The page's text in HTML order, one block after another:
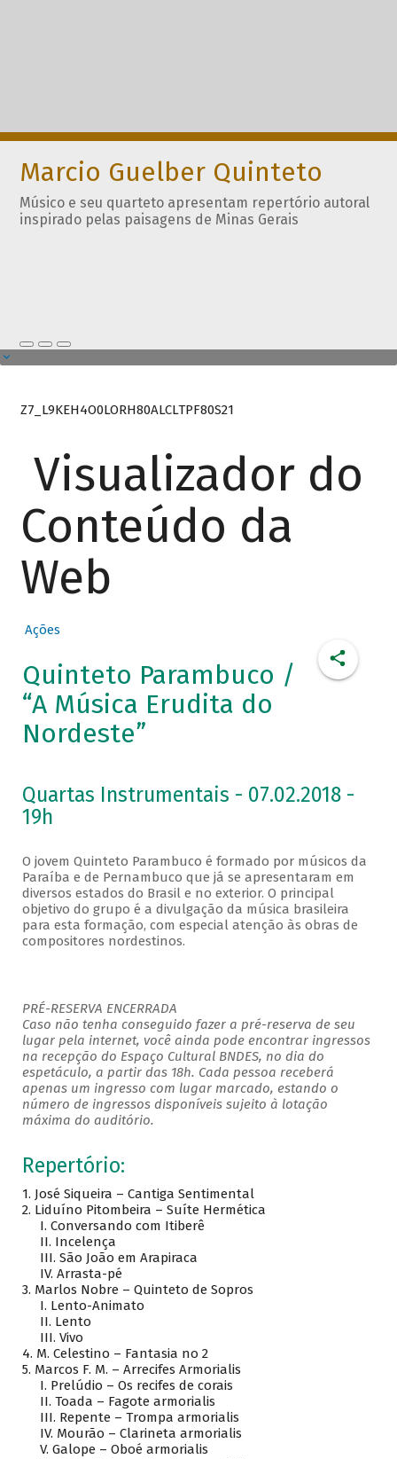
Marcio Guelber Quinteto
Músico e seu quarteto apresentam repertório autoral
inspirado pelas paisagens de Minas Gerais
Z7_L9KEH4O0LORH80ALCLTPF80S21
Visualizador do
Conteúdo da
Web
Ações
Quinteto Parambuco /
“A Música Erudita do
Nordeste”
Quartas Instrumentais - 07.02.2018 -
19h
O jovem Quinteto Parambuco é formado por músicos da
Paraíba e de Pernambuco que já se apresentaram em
diversos estados do Brasil e no exterior. O principal
objetivo do grupo é a divulgação da música brasileira
para esta formação, com especial atenção às obras de
compositores nordestinos.
PRÉ-RESERVA ENCERRADA
Caso não tenha conseguido fazer a pré-reserva de seu
lugar pela internet, você ainda pode encontrar ingressos
na recepção do Espaço Cultural BNDES, no dia do
espetáculo, a partir das 18h. Cada pessoa receberá
apenas um ingresso com lugar marcado, estando o
número de ingressos disponíveis sujeito à lotação
máxima do auditório.
Repertório:
1. José Siqueira – Cantiga Sentimental
2. Liduíno Pitombeira – Suíte Hermética
I. Conversando com Itiberê
II. Incelença
III. São João em Arapiraca
IV. Arrasta-pé
3. Marlos Nobre – Quinteto de Sopros
I. Lento-Animato
II. Lento
III. Vivo
4. M. Celestino – Fantasia no 2
5. Marcos F. M. – Arrecifes Armorialis
I. Prelúdio – Os recifes de corais
II. Toada – Fagote armorialis
III. Repente – Trompa armorialis
IV. Mourão – Clarineta armorialis
V. Galope – Oboé armorialis